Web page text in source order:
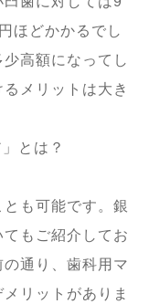
ほどかかるでし
高額になってし
メリットは大き
とは？
も可能です。銀
もご紹介してお
通り、歯科用マ
リットがありま